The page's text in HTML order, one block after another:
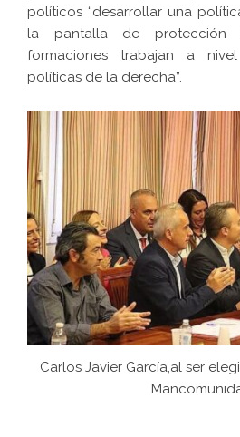
políticos “desarrollar una
la pantalla de protección
formaciones trabajan a
políticas de la derecha”.
Carlos Javier García,al ser